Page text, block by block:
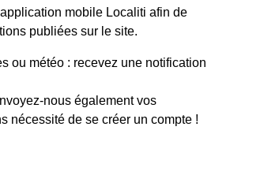
mobile Localiti afin de
publiées sur le site.
ou météo : recevez une notification
nous également vos
nécessité de se créer un compte !